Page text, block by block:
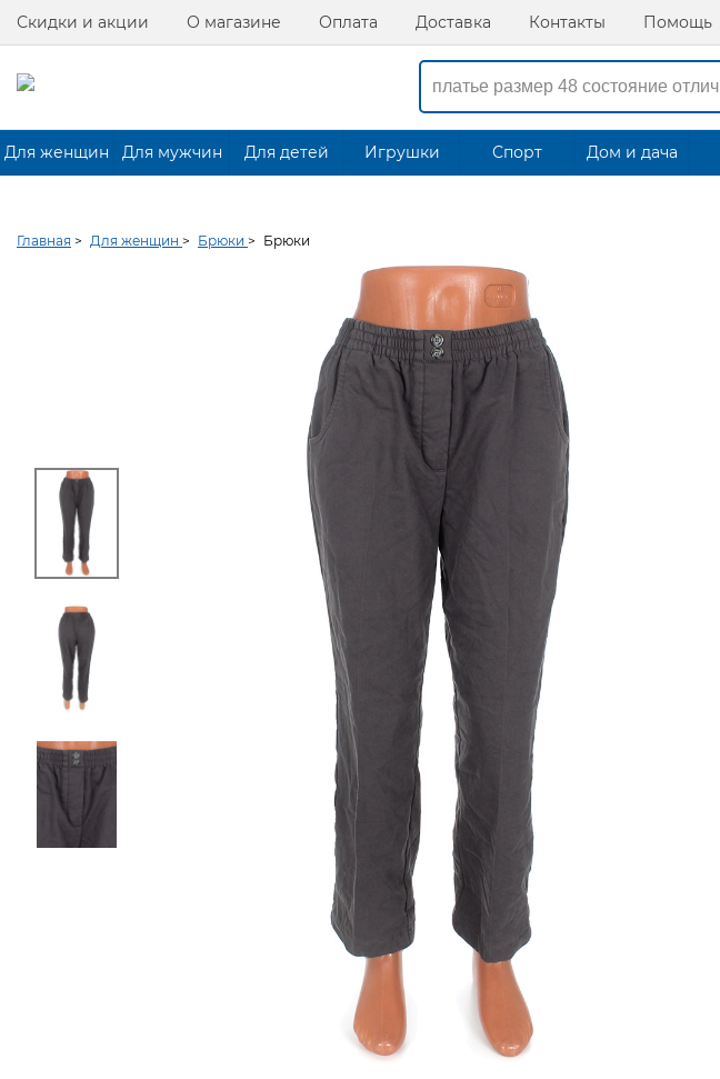
Скидки и акции О магазине Оплата Доставка Контакты Помощь
Для женщин Для мужчин Для детей Игрушки Спорт Дом и дача
Главная > Для женщин > Брюки > Брюки